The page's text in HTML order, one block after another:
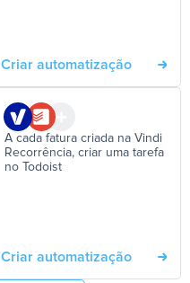
Criar automatização
A cada fatura criada na Vindi
Recorrência, criar uma tarefa
no Todoist
Criar automatização